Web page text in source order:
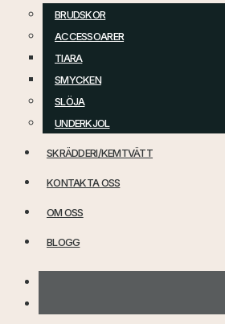
BRUDSKOR
ACCESSOARER
TIARA
SMYCKEN
SLÖJA
UNDERKJOL
SKRÄDDERI/KEMTVÄTT
KONTAKTA OSS
OM OSS
BLOGG